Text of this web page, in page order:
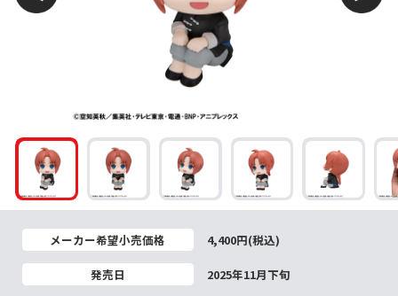
メーカー希望小売価格 4,400円(税込)
発売日 2025年11月下旬